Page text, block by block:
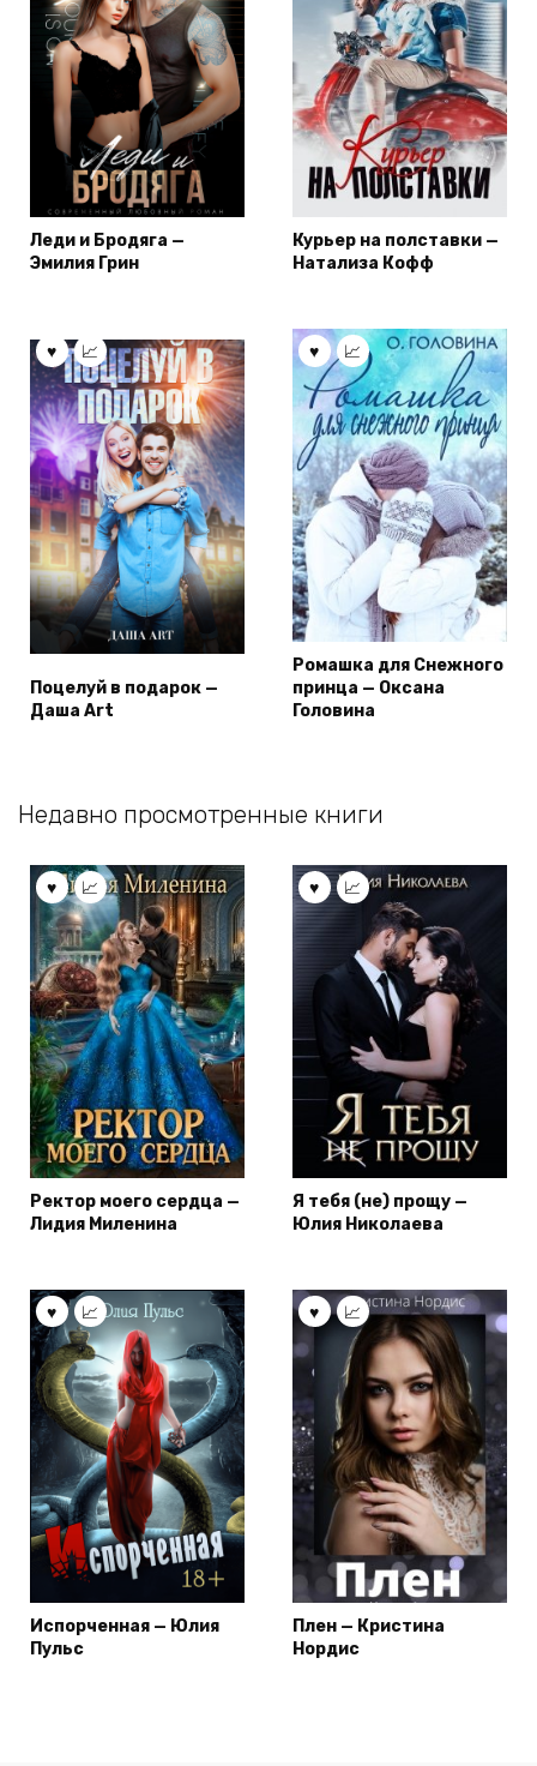
Леди и Бродяга —
Эмилия Грин
Курьер на полставки —
Натализа Кофф
Поцелуй в подарок —
Даша Art
Ромашка для Снежного
принца — Оксана
Головина
Недавно просмотренные книги
Ректор моего сердца —
Лидия Миленина
Я тебя (не) прощу —
Юлия Николаева
Испорченная — Юлия
Пульс
Плен — Кристина
Нордис